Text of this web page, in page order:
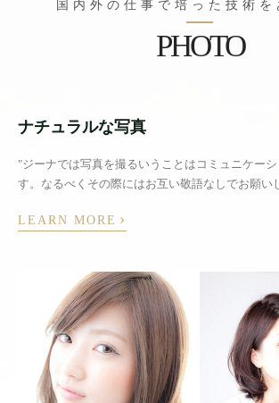
国内外の仕事で培った技術を
PHOTO
ナチュラルな写真
"ジーナでは写真を撮るいうことはコミュニケー
す。なるべくその際にはお互い敬語なしでお願い
LEARN MORE ›